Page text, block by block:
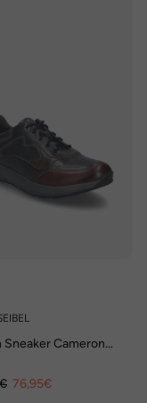
Sneaker Cameron
multi
76,95€